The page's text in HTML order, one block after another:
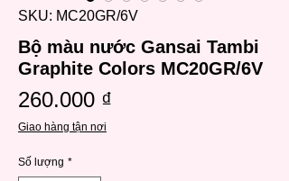
SKU: MC20GR/6V
Bộ màu nước Gansai Tambi
Graphite Colors MC20GR/6V
260.000 ₫
Giao hàng tận nơi
Số lượng *